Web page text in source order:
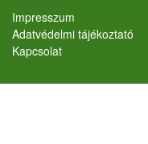
Lábléc
Impresszum
Adatvédelmi tájékoztató
Kapcsolat